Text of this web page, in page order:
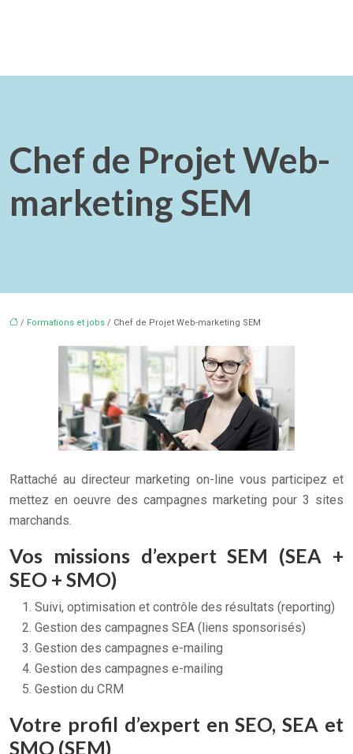
Chef de Projet Web-
marketing SEM
/ Formations et jobs / Chef de Projet Web-marketing SEM
Rattaché au directeur marketing on-line vous participez et
mettez en oeuvre des campagnes marketing pour 3 sites
marchands.
Vos missions d’expert SEM (SEA +
SEO + SMO)
Suivi, optimisation et contrôle des résultats (reporting)
Gestion des campagnes SEA (liens sponsorisés)
Gestion des campagnes e-mailing
Gestion des campagnes e-mailing
Gestion du CRM
Votre profil d’expert en SEO, SEA et
SMO (SEM)